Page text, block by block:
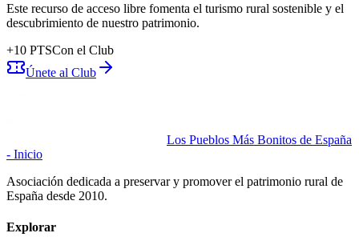
Este recurso de acceso libre fomenta el turismo rural sostenible y el
descubrimiento de nuestro patrimonio.
+10 PTSCon el Club
Únete al Club
Los Pueblos Más Bonitos de España
- Inicio
Asociación dedicada a preservar y promover el patrimonio rural de
España desde 2010.
Explorar